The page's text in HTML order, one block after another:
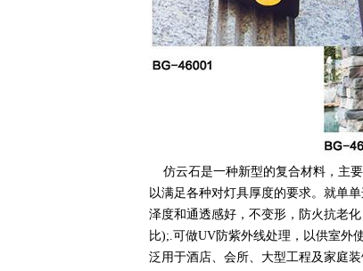
仿云石是一种新型的复合材料，主
以满足各种对灯具厚度的要求。就单
泽度和通透感好，不变形，防火抗老
比);.可做UV防紫外线处理，以供室外
泛用于酒店、会所、大型工程及家庭